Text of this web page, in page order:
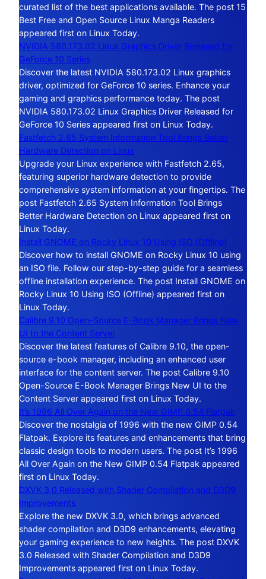
curated list of the best applications available. The post 15
Best Free and Open Source Linux Manga Readers
appeared first on Linux Today.
NVIDIA 580.173.02 Linux Graphics Driver Released for
GeForce 10 Series
Discover the latest NVIDIA 580.173.02 Linux graphics
driver, optimized for GeForce 10 series. Enhance your
gaming and graphics performance today. The post
NVIDIA 580.173.02 Linux Graphics Driver Released for
GeForce 10 Series appeared first on Linux Today.
Fastfetch 2.65 System Information Tool Brings Better
Hardware Detection on Linux
Upgrade your Linux experience with Fastfetch 2.65,
featuring superior hardware detection to provide
comprehensive system information at your fingertips. The
post Fastfetch 2.65 System Information Tool Brings
Better Hardware Detection on Linux appeared first on
Linux Today.
Install GNOME on Rocky Linux 10 Using ISO (Offline)
Discover how to install GNOME on Rocky Linux 10 using
an ISO file. Follow our step-by-step guide for a seamless
offline installation experience. The post Install GNOME on
Rocky Linux 10 Using ISO (Offline) appeared first on
Linux Today.
Calibre 9.10 Open-Source E-Book Manager Brings New
UI to the Content Server
Discover the latest features of Calibre 9.10, the open-
source e-book manager, including an enhanced user
interface for the content server. The post Calibre 9.10
Open-Source E-Book Manager Brings New UI to the
Content Server appeared first on Linux Today.
It’s 1996 All Over Again on the New GIMP 0.54 Flatpak
Discover the nostalgia of 1996 with the new GIMP 0.54
Flatpak. Explore its features and enhancements that bring
classic design tools to modern users. The post It’s 1996
All Over Again on the New GIMP 0.54 Flatpak appeared
first on Linux Today.
DXVK 3.0 Released with Shader Compilation and D3D9
Improvements
Explore the new DXVK 3.0, which brings advanced
shader compilation and D3D9 enhancements, elevating
your gaming experience to new heights. The post DXVK
3.0 Released with Shader Compilation and D3D9
Improvements appeared first on Linux Today.